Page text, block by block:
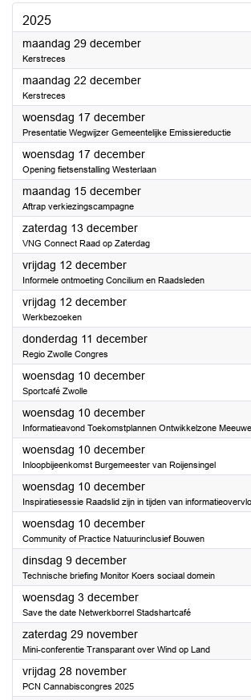
2025
maandag 29 december2025
Kerstreces
maandag 22 december2025
Kerstreces
woensdag 17 december2025
Presentatie Wegwijzer Gemeentelijke Emissiereductie
woensdag 17 december2025
Opening fietsenstalling Westerlaan
maandag 15 december2025
Aftrap verkiezingscampagne
zaterdag 13 december2025
VNG Connect Raad op Zaterdag
vrijdag 12 december2025
Informele ontmoeting Concilium en Raadsleden
vrijdag 12 december2025
Werkbezoeken
donderdag 11 december2025
Regio Zwolle Congres
woensdag 10 december2025
Sportcafé Zwolle
woensdag 10 december2025
Informatieavond Toekomstplannen Ontwikkelzone
woensdag 10 december2025
Inloopbijeenkomst Burgemeester van Roijensingel
woensdag 10 december2025
Inspiratiesessie Raadslid zijn in tijden van
woensdag 10 december2025
Community of Practice Natuurinclusief Bouwen
dinsdag 9 december2025
Technische briefing Monitor Koers sociaal domein
woensdag 3 december2025
Save the date Netwerkborrel Stadshartcafé
zaterdag 29 november2025
Mini-conferentie Transparant over Wind op Land
vrijdag 28 november2025
PCN Cannabiscongres 2025